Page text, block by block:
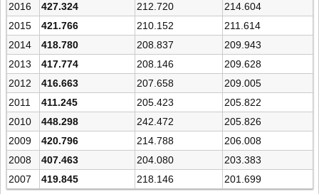
2016
427.324 212.720
214.604
2015
421.766 210.152
211.614
2014
418.780 208.837
209.943
2013
417.774 208.146
209.628
2012
416.663 207.658
209.005
2011
411.245 205.423
205.822
2010
448.298 242.472
205.826
2009
420.796 214.788
206.008
2008
407.463 204.080
203.383
2007
419.845 218.146 201.699